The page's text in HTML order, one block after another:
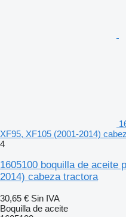
XF95, XF105 (2001-2014)
4
1605100 boquilla de aceite
2014) cabeza tractora
30,65 € Sin IVA
Boquilla de aceite